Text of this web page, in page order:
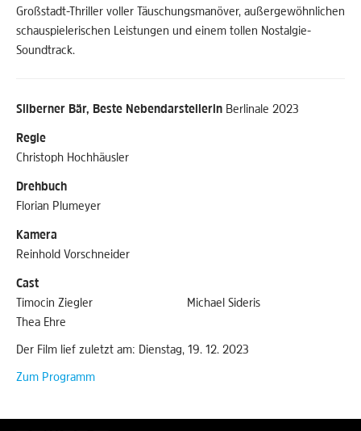
Großstadt-Thriller voller Täuschungsmanöver, außergewöhnlichen
schauspielerischen Leistungen und einem tollen Nostalgie-
Soundtrack.
Silberner Bär, Beste Nebendarstellerin Berlinale 2023
Regie
Christoph Hochhäusler
Drehbuch
Florian Plumeyer
Kamera
Reinhold Vorschneider
Cast
Timocin Ziegler
Thea Ehre
Michael Sideris
Der Film lief zuletzt am: Dienstag, 19. 12. 2023
Zum Programm